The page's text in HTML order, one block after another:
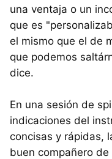
una ventaja o un
que es
el mismo que el de
que podemos
dice.
En una sesión de
indicaciones del
concisas y rápidas,
buen compañero